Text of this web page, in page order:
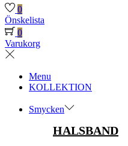
0
Önskelista
0
Varukorg
Menu
KOLLEKTION
Smycken
HALSBAND